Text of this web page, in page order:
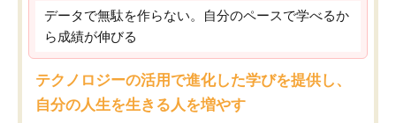
データで無駄を作らない。自分のペースで学べるか
ら成績が伸びる
テクノロジーの活用で進化した学びを提供し、
自分の人生を生きる人を増やす